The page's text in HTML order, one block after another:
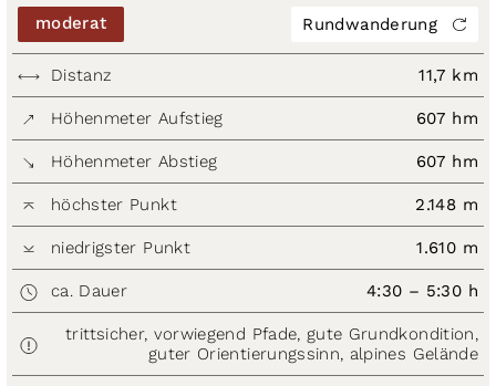
moderat
Rundwanderung
Distanz 11,7 km
Höhenmeter Aufstieg 607 hm
Höhenmeter Abstieg 607 hm
höchster Punkt 2.148 m
niedrigster Punkt 1.610 m
ca. Dauer 4:30 – 5:30 h
trittsicher, vorwiegend Pfade, gute Grundkondition,
guter Orientierungssinn, alpines Gelände